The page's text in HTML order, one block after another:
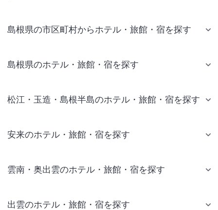
島根県の市区町村からホテル・旅館・宿を探す
島根県のホテル・旅館・宿を探す
松江・玉造・島根半島のホテル・旅館・宿を探す
安来のホテル・旅館・宿を探す
雲南・奥出雲のホテル・旅館・宿を探す
出雲のホテル・旅館・宿を探す